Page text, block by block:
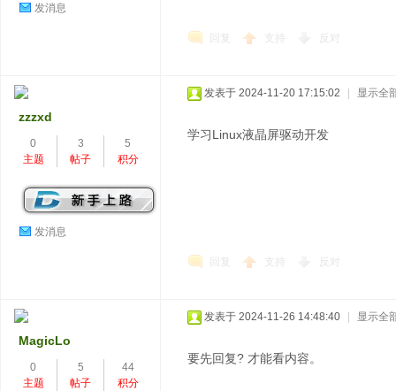
发消息
回复 支持 反对
zzzxd
0
主题
3
帖子
5
积分
发消息
发表于 2024-11-20 17:15:02 显示全
学习Linux液晶屏驱动开发
回复 支持 反对
MagicLo
0
主题
5
帖子
44
积分
发表于 2024-11-26 14:48:40 显示全
要先回复? 才能看内容。